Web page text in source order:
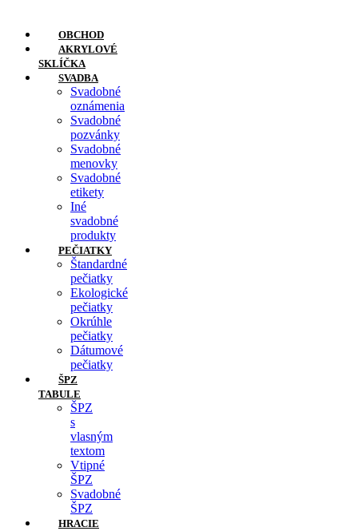
obsah
OBCHOD
AKRYLOVÉ
SKLÍČKA
SVADBA
Svadobné
oznámenia
Svadobné
pozvánky
Svadobné
menovky
Svadobné
etikety
Iné
svadobné
produkty
PEČIATKY
Štandardné
pečiatky
Ekologické
pečiatky
Okrúhle
pečiatky
Dátumové
pečiatky
ŠPZ
TABULE
ŠPZ
s
vlasným
textom
Vtipné
ŠPZ
Svadobné
ŠPZ
HRACIE